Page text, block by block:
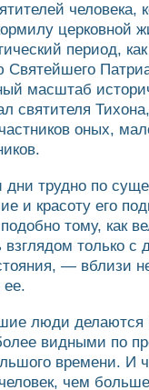
человека,
церковной
период, как
Святейшего
масштаб
святителя
оных,
трудно по
и красоту его
тому, как
только с
— вблизи
ее.
люди делаются
видными по
времени. И
чем